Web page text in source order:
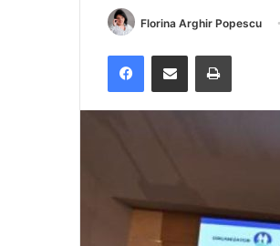
Florina Arghir Popescu
FacebookDistribuie prin e-mail Imprimare